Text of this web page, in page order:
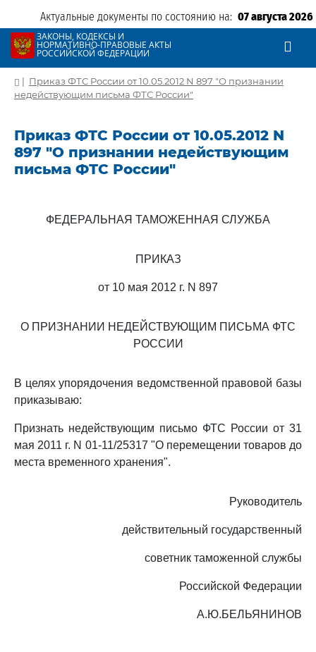
Актуальные документы по состоянию на: 07 августа 2026
ЗАКОНЫ, КОДЕКСЫ И
НОРМАТИВНО-ПРАВОВЫЕ АКТЫ
РОССИЙСКОЙ ФЕДЕРАЦИИ
| Приказ ФТС России от 10.05.2012 N 897 "О признании
недействующим письма ФТС России"
Приказ ФТС России от 10.05.2012 N
897 "О признании недействующим
письма ФТС России"
ФЕДЕРАЛЬНАЯ ТАМОЖЕННАЯ СЛУЖБА
ПРИКАЗ
от 10 мая 2012 г. N 897
О ПРИЗНАНИИ НЕДЕЙСТВУЮЩИМ ПИСЬМА ФТС
РОССИИ
В целях упорядочения ведомственной правовой базы
приказываю:
Признать недействующим письмо ФТС России от 31
мая 2011 г. N 01-11/25317 "О перемещении товаров до
места временного хранения".
Руководитель
действительный государственный
советник таможенной службы
Российской Федерации
А.Ю.БЕЛЬЯНИНОВ